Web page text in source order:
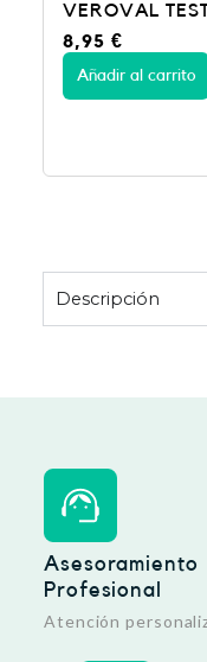
VEROVAL
8,95 €
Añadir al carrito
Descripción
Asesoramiento
Profesional
Atención